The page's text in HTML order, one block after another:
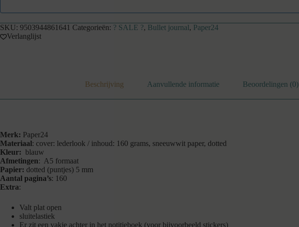
SKU: 9503944861641 Categorieën: ? SALE ?, Bullet journal, Paper24
Verlanglijst
Beschrijving Aanvullende informatie Beoordelingen (0)
Merk: Paper24
Materiaal: cover: lederlook / inhoud: 160 grams, sneeuwwit paper, dotted
Kleur: blauw
Afmetingen: A5 formaat
Papier: dotted (puntjes) 5 mm
Aantal pagina’s: 160
Extra:
Valt plat open
sluitelastiek
Er zit een vakje achter in het notitieboek (voor bijvoorbeeld stickers)